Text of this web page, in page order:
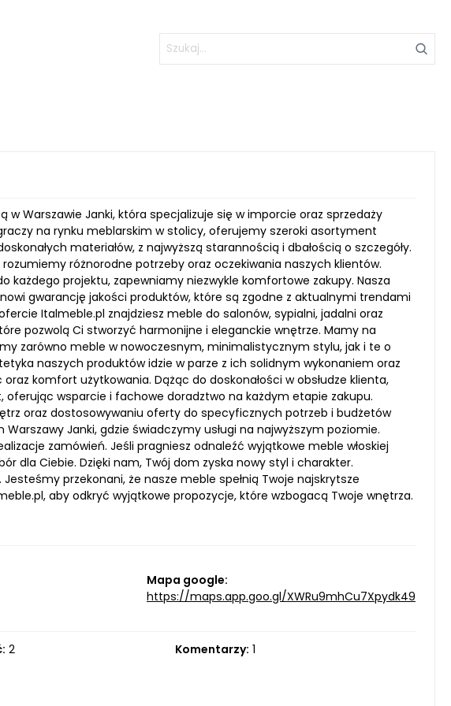
Warszawie Janki, która specjalizuje się w imporcie oraz sprzedaży
na rynku meblarskim w stolicy, oferujemy szeroki asortyment
materiałów, z najwyższą starannością i dbałością o szczegóły.
różnorodne potrzeby oraz oczekiwania naszych klientów.
każdego projektu, zapewniamy niezwykle komfortowe zakupy. Nasza
gwarancję jakości produktów, które są zgodne z aktualnymi trendami
Italmeble.pl znajdziesz meble do salonów, sypialni, jadalni oraz
pozwolą Ci stworzyć harmonijne i eleganckie wnętrze. Mamy na
zarówno meble w nowoczesnym, minimalistycznym stylu, jak i te o
naszych produktów idzie w parze z ich solidnym wykonaniem oraz
komfort użytkowania. Dążąc do doskonałości w obsłudze klienta,
oferując wsparcie i fachowe doradztwo na każdym etapie zakupu.
oraz dostosowywaniu oferty do specyficznych potrzeb i budżetów
Janki, gdzie świadczymy usługi na najwyższym poziomie.
zamówień. Jeśli pragniesz odnaleźć wyjątkowe meble włoskiej
dla Ciebie. Dzięki nam, Twój dom zyska nowy styl i charakter.
przekonani, że nasze meble spełnią Twoje najskrytsze
aby odkryć wyjątkowe propozycje, które wzbogacą Twoje wnętrza.
Mapa google:
https://maps.app.goo.gl/XWRu9mhCu7Xpydk49
2 Komentarzy: 1